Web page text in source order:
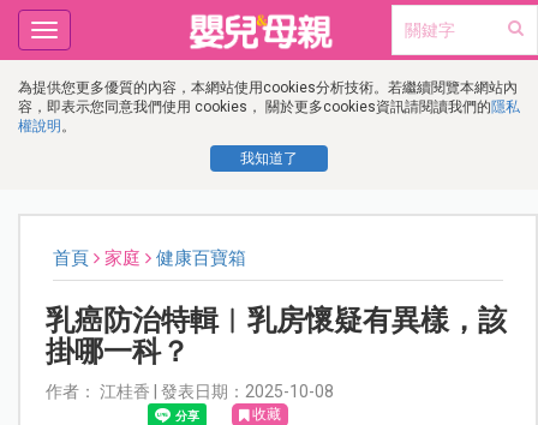
為提供您更多優質的內容，本網站使用cookies分析技術。若繼續閱覽本網站內
容，即表示您同意我們使用 cookies， 關於更多cookies資訊請閱讀我們的隱私
權說明 。
我知道了
Toggle
navigation
首頁 家庭 健康百寶箱
乳癌防治特輯︱乳房懷疑有異樣，該
掛哪一科？
作者： 江桂香 | 發表日期：2025-10-08
收藏